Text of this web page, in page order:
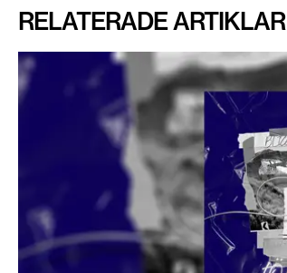
RELATERADE ARTIKLAR